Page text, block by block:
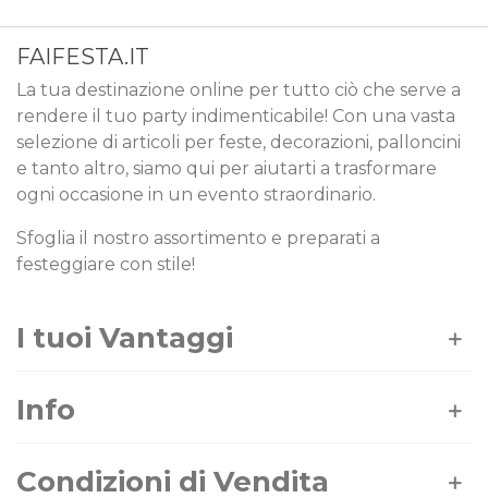
FAIFESTA.IT
La tua destinazione online per tutto ciò che serve a
rendere il tuo party indimenticabile! Con una vasta
selezione di articoli per feste, decorazioni, palloncini
e tanto altro, siamo qui per aiutarti a trasformare
ogni occasione in un evento straordinario.
Sfoglia il nostro assortimento e preparati a
festeggiare con stile!
I tuoi Vantaggi
Info
Condizioni di Vendita